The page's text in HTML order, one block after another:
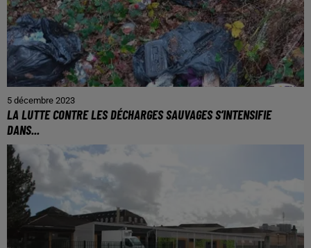
5 décembre 2023
LA LUTTE CONTRE LES DÉCHARGES SAUVAGES S’INTENSIFIE
DANS...